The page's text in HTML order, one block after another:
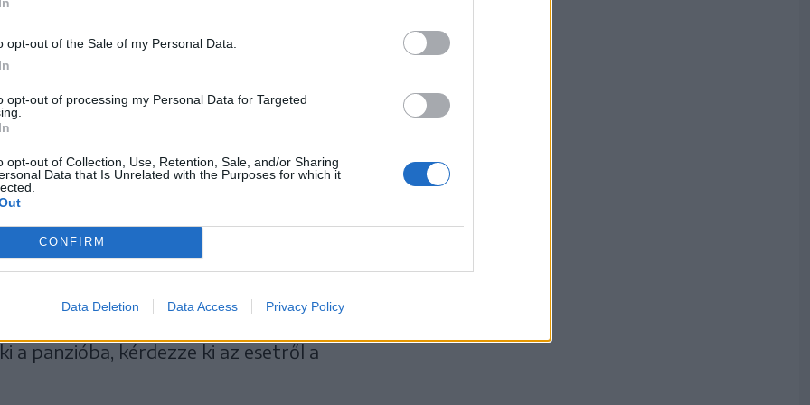
opt-out of the Sale of my Personal Data.
opt-out of processing my Personal Data for Targeted
opt-out of Collection, Use, Retention, Sale, and/or Sharing
Data that Is Unrelated with the Purposes for which it
CONFIRM
Data Deletion Data Access Privacy Policy
Lukács panzió- és étterem-
hívásunk apropóját, majd a
azt jelentette ki az
szolgálhatják ki. A
de megkérem
inkább kérdezze meg a
érdeklődtünk, Lukács a következőt kérte:
ügyet, nem vagyok hajlandó telefonon
a panzióba, kérdezze ki az esetről a